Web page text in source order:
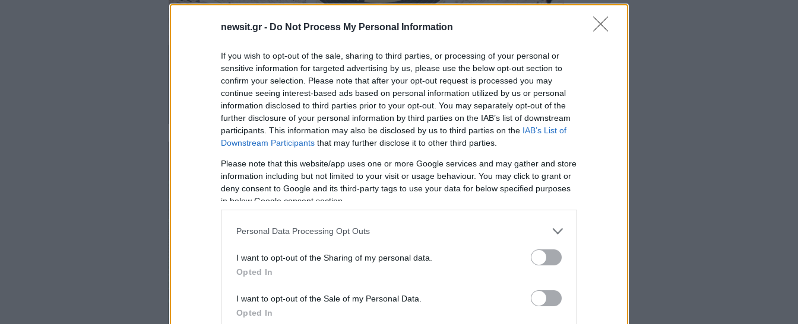
newsit.gr - Do Not Process My Personal Information
If you wish to opt-out of the sale, sharing to third parties, or processing of your personal or
sensitive information for targeted advertising by us, please use the below opt-out section to
confirm your selection. Please note that after your opt-out request is processed you may
continue seeing interest-based ads based on personal information utilized by us or personal
information disclosed to third parties prior to your opt-out. You may separately opt-out of the
further disclosure of your personal information by third parties on the IAB’s list of downstream
participants. This information may also be disclosed by us to third parties on the IAB’s List of
Downstream Participants that may further disclose it to other third parties.
Please note that this website/app uses one or more Google services and may gather and store
information including but not limited to your visit or usage behaviour. You may click to grant or
deny consent to Google and its third-party tags to use your data for below specified purposes
in below Google consent section.
Personal Data Processing Opt Outs
I want to opt-out of the Sharing of my personal data.
Opted In
I want to opt-out of the Sale of my Personal Data.
Opted In